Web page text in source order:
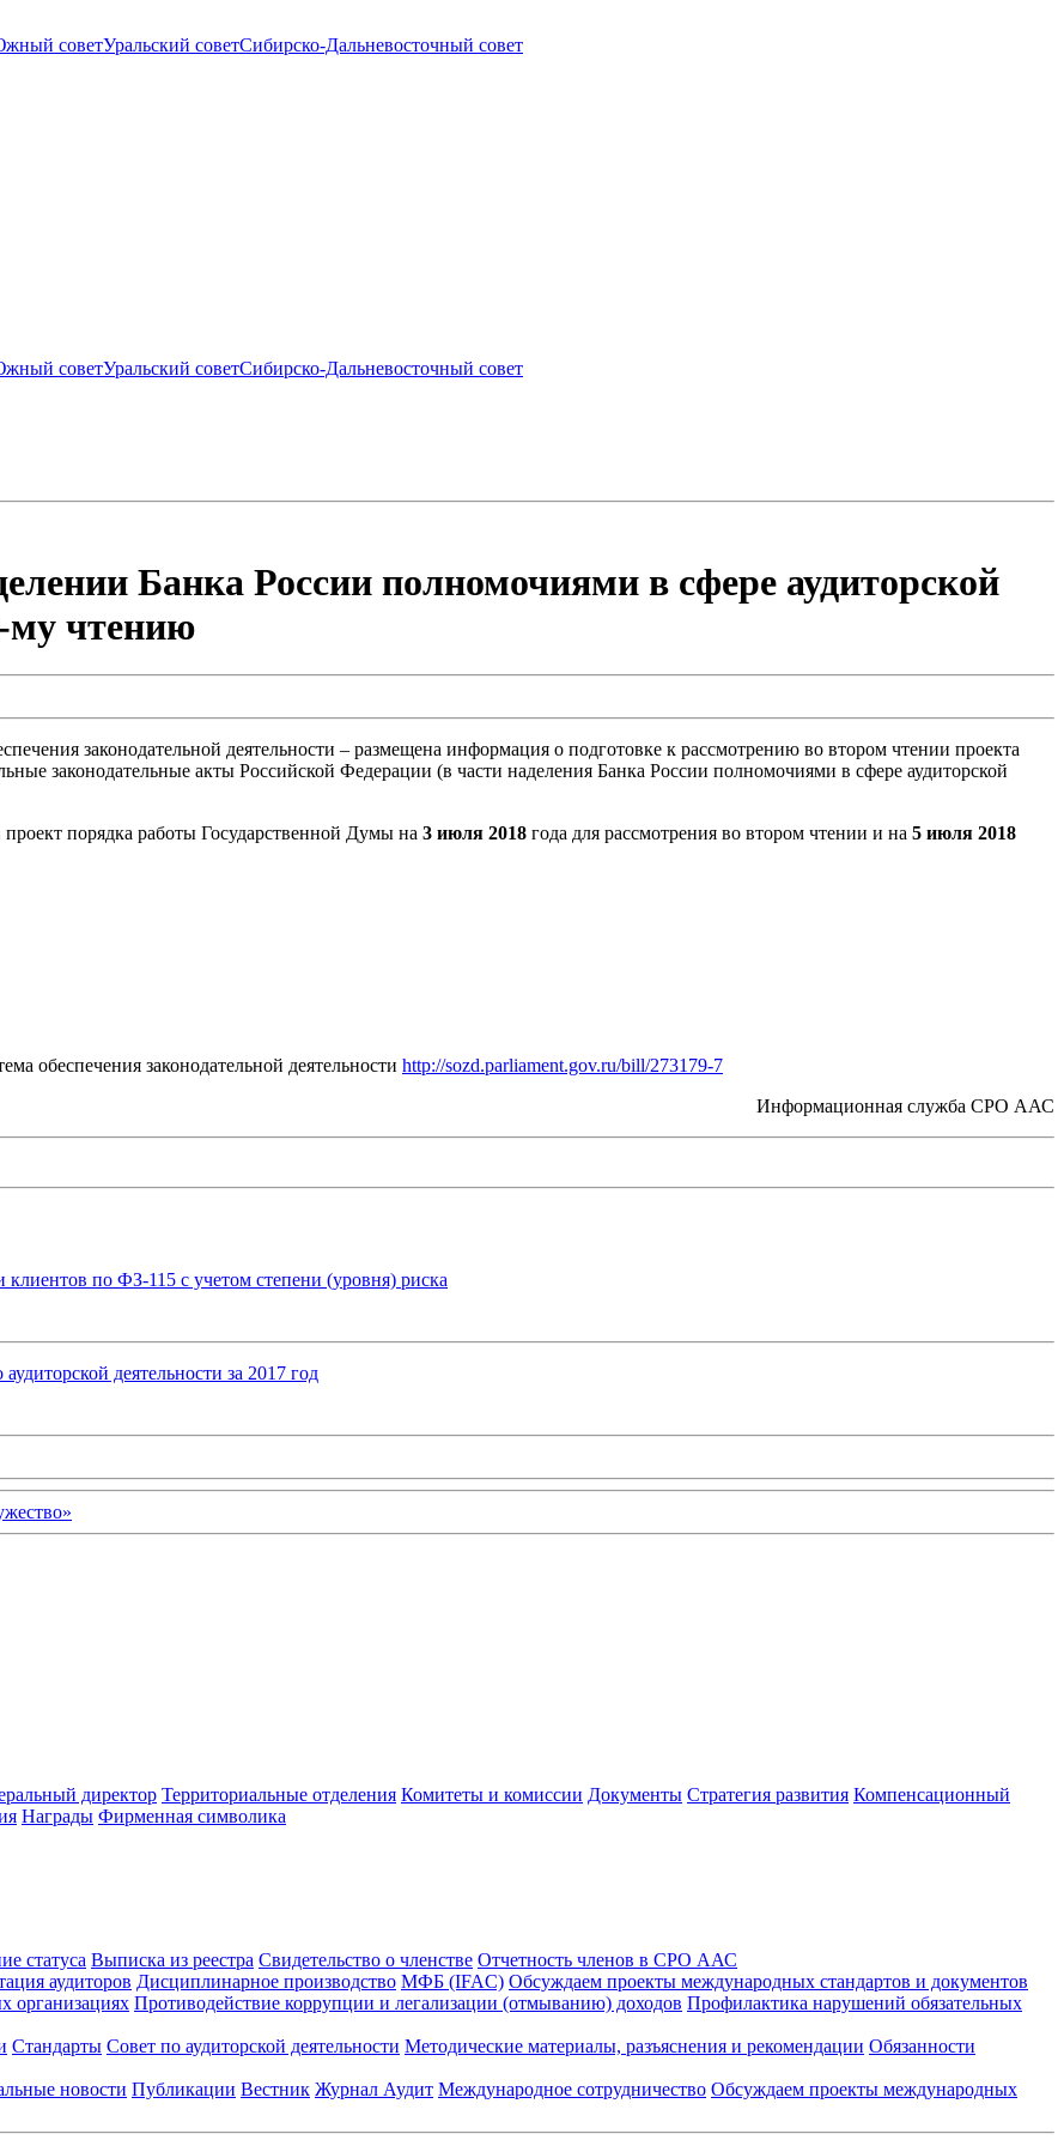
советУральский советСибирско-Дальневосточный совет
советУральский советСибирско-Дальневосточный совет
Банка России полномочиями в сфере аудиторской
му чтению
законодательной деятельности – размещена информация о подготовке к рассмотрению во втором чтении проекта
законодательные акты Российской Федерации (в части наделения Банка России полномочиями в сфере аудиторской
порядка работы Государственной Думы на 3 июля 2018 года для рассмотрения во втором чтении и на 5 июля 2018
обеспечения законодательной деятельности http://sozd.parliament.gov.ru/bill/273179-7
Информационная служба СРО ААС
по ФЗ-115 с учетом степени (уровня) риска
деятельности за 2017 год
директор Территориальные отделения Комитеты и комиссии Документы Стратегия развития Компенсационный
Награды Фирменная символика
статуса Выписка из реестра Свидетельство о членстве Отчетность членов в СРО ААС
аудиторов Дисциплинарное производство МФБ (IFAC) Обсуждаем проекты международных стандартов и документов
организациях Противодействие коррупции и легализации (отмыванию) доходов Профилактика нарушений обязательных
Стандарты Совет по аудиторской деятельности Методические материалы, разъяснения и рекомендации Обязанности
новости Публикации Вестник Журнал Аудит Международное сотрудничество Обсуждаем проекты международных